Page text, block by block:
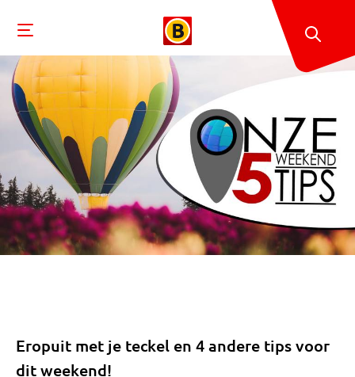
Eropuit met je teckel en 4 andere tips voor
dit weekend!